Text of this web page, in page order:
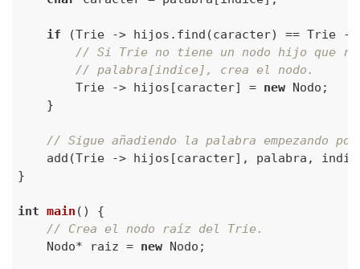
if (Trie -> hijos.find(caracter) == Trie -
// Si Trie no tiene un nodo hijo que
// palabra[indice], crea el nodo.
        Trie -> hijos[caracter] =
new Nodo;
    }
// Sigue añadiendo la palabra empezando
add(Trie -> hijos[caracter], palabra,
}
int main ()
{
// Crea el nodo raíz del Trie.
    Nodo* raiz =
new Nodo;